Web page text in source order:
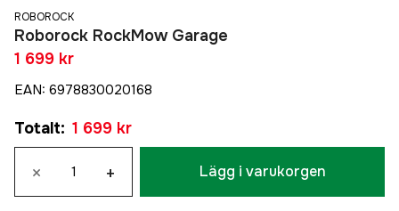
ROBOROCK
Roborock RockMow Garage
1 699 kr
EAN: 6978830020168
Totalt: 1 699 kr
× + Lägg i varukorgen